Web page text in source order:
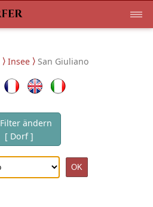
Insee San Giuliano
Filter ändern
[ Dorf ]